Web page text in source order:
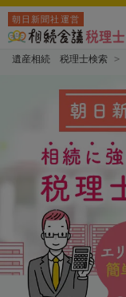
朝日新聞社運営
遺産相続 税理士検索